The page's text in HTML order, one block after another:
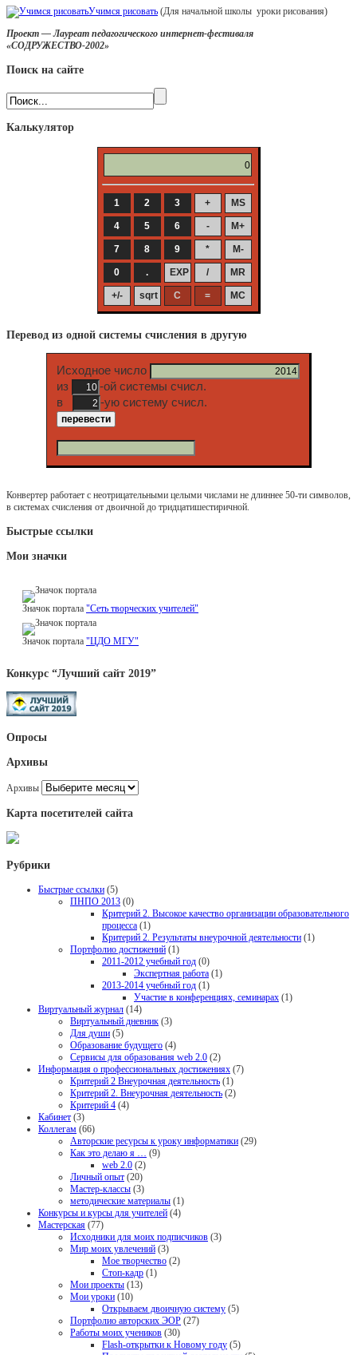
Учимся рисовать (Для начальной школы уроки рисования)
Проект — Лауреат педагогического интернет-фестиваля
«СОДРУЖЕСТВО-2002»
Поиск на сайте
Калькулятор
Перевод из одной системы счисления в другую
Исходное число
из
-ой системы счисл.
в
-ую систему счисл.
Конвертер работает с неотрицательными целыми числами не длиннее 50-ти символов,
в системах счисления от двоичной до тридцатишестиричной.
Быстрые ссылки
Мои значки
Значок портала "Сеть творческих учителей"
Значок портала "ЦДО МГУ"
Конкурс “Лучший сайт 2019”
Опросы
Архивы
Архивы
Карта посетителей сайта
Рубрики
Быстрые ссылки (5)
ПНПО 2013 (0)
Критерий 2. Высокое качество организации образовательного
процесса (1)
Критерий 2. Результаты внеурочной деятельности (1)
Портфолио достижений (1)
2011-2012 учебный год (0)
Экспертная работа (1)
2013-2014 учебный год (1)
Участие в конференциях, семинарах (1)
Виртуальный журнал (14)
Виртуальный дневник (3)
Для души (5)
Образование будущего (4)
Сервисы для образования web 2.0 (2)
Информация о профессиональных достижениях (7)
Критерий 2 Внеурочная деятельность (1)
Критерий 2. Внеурочная деятельность (2)
Критерий 4 (4)
Кабинет (3)
Коллегам (66)
Авторские ресурсы к уроку информатики (29)
Как это делаю я …
(9)
web 2.0 (2)
Личный опыт (20)
Мастер-классы (3)
методические материалы (1)
Конкурсы и курсы для учителей (4)
Мастерская (77)
Исходники для моих подписчиков (3)
Мир моих увлечений (3)
Мое творчество (2)
Стоп-кадр (1)
Мои проекты (13)
Мои уроки (10)
Открываем двоичную систему (5)
Портфолио авторских ЭОР (27)
Работы моих учеников (30)
Flash-открытки к Новому году (5)